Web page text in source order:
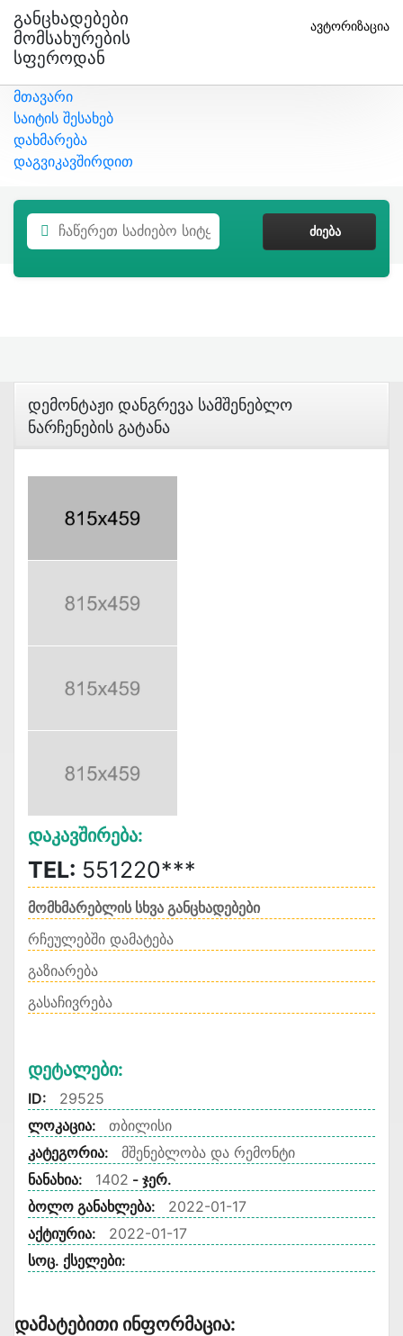
Განცხადებები
Მომსახურების
Სფეროდან
ავტორიზაცია
მთავარი
საიტის შესახებ
დახმარება
დაგვიკავშირდით
ᲫᲘᲔᲑᲐ
Დემონტაჟი Დანგრევა Სამშენებლო
Ნარჩენების Გატანა
Დაკავშირება:
TEL: 551220***
მომხმარებლის სხვა განცხადებები
რჩეულებში დამატება
გაზიარება
გასაჩივრება
Დეტალები:
ID:
29525
ლოკაცია:
თბილისი
კატეგორია:
მშენებლობა და რემონტი
ნანახია:
1402 - ჯერ.
ბოლო განახლება:
2022-01-17
აქტიურია:
2022-01-17
სოც. ქსელები:
Დამატებითი Ინფორმაცია: